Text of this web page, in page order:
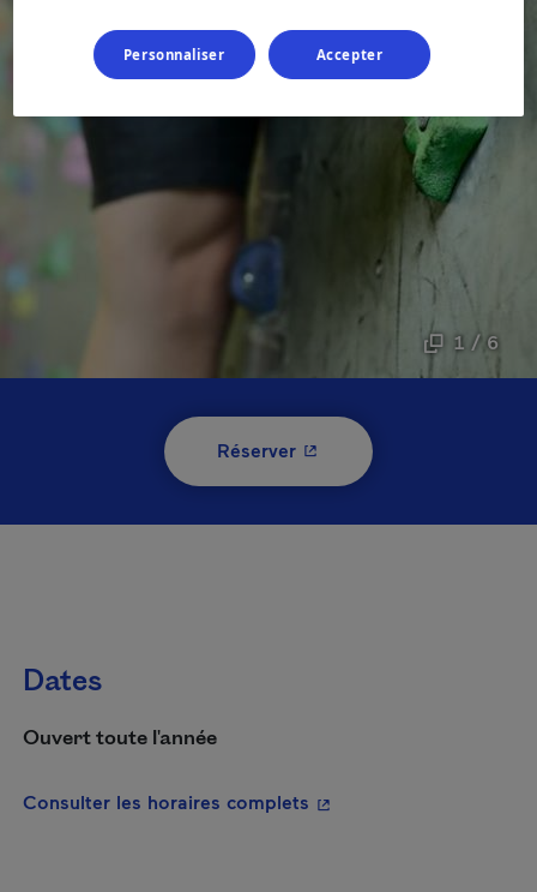
1 / 6
Réserver- Cet hyperlien s'ouvrira
Dates
Ouvert toute l'année
Consulter les horaires complets - Cet hyperlien
Personnaliser Accepter